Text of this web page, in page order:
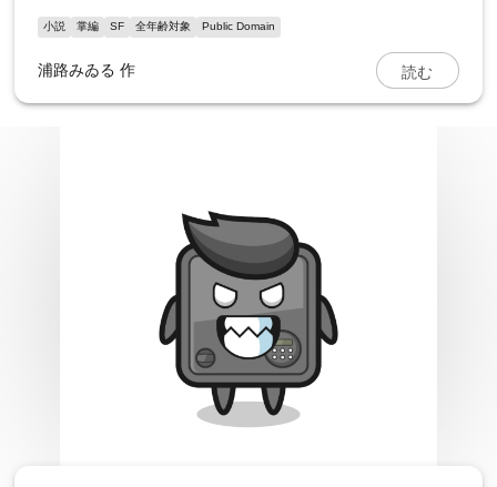
小説 掌編 SF 全年齢対象 Public Domain
浦路みゐる 作 読む